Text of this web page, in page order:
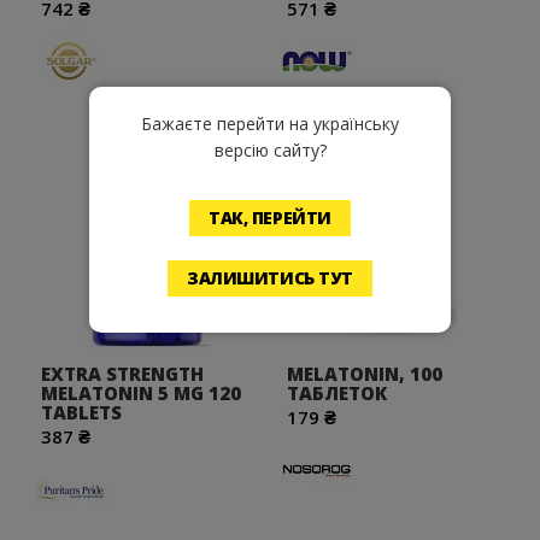
742 ₴ 571 ₴
Хочу!
EXTRA STRENGTH
MELATONIN 5 MG 120
TABLETS
387 ₴
MELATONIN, 100
ТАБЛЕТОК
179 ₴
Бажаєте перейти на українську
версію сайту?
ТАК, ПЕРЕЙТИ
ЗАЛИШИТИСЬ ТУТ